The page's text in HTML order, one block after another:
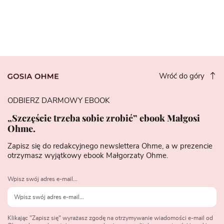
Wróć do góry
ODBIERZ DARMOWY EBOOK
„Szczęście trzeba sobie zrobić” ebook Małgosi
Ohme.
Zapisz się do redakcyjnego newslettera Ohme, a w prezencie
otrzymasz wyjątkowy ebook Małgorzaty Ohme.
Wpisz swój adres e-mail...
Klikając "Zapisz się" wyrażasz zgodę na otrzymywanie wiadomości e-mail od